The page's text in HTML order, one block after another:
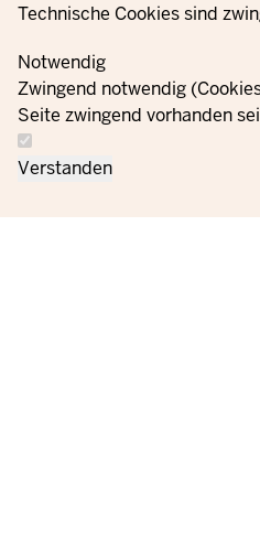
Technische Cookies sind
Notwendig
Zwingend notwendig
Seite zwingend vorhanden
Verstanden